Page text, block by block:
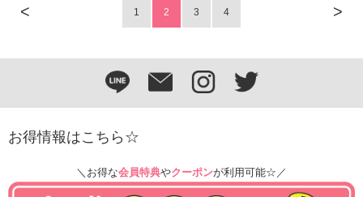
< >
1 2 3 4
お得情報はこちら☆
＼お得な会員特典やクーポンが利用可能☆／